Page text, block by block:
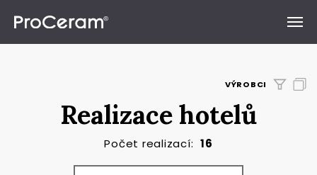
Realizace hotelů
Počet realizací: 16
VÝROBCI